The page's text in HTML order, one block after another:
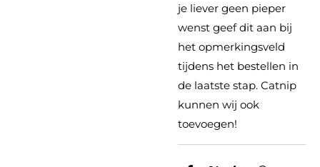
je liever geen pieper
wenst geef dit aan bij
het opmerkingsveld
tijdens het bestellen in
de laatste stap. Catnip
kunnen wij ook
toevoegen!